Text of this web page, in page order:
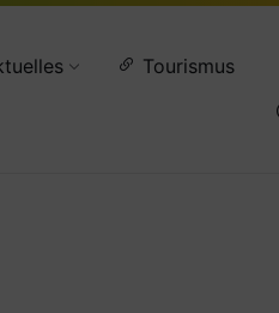
Tourismus